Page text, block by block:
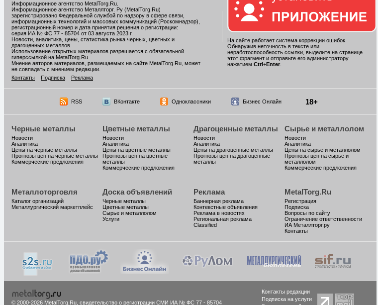
Информационное агентство MetalTorg.Ru
Информационное агентство Металлторг. Ру (MetalTorg.Ru)
зарегистрировано Федеральной службой по надзору в сфере связи,
информационных технологий и массовых коммуникаций (Роскомнадзор),
регистрационный номер и дата принятия решения о регистрации:
серия ИА № ФС 77 - 85704 от 03 августа 2023 г.
Новости, аналитика, цены, статистика рынка черных, цветных и
драгоценных металлов.
Использование открытых материалов разрешается с обязательной
гиперссылкой на MetalTorg.Ru
Мнение авторов материалов, размещаемых на сайте MetalTorg.Ru, может
не совпадать с мнением редакции.
Контакты
Подписка Реклама
На сайте работает система коррекции ошибок.
Обнаружив неточность в тексте или
неработоспособность ссылки, выделите на странице
этот фрагмент и отправьте его администратору
нажатием Ctrl +Enter.
RSS ВКонтакте Одноклассники Бизнес Онлайн 18+
Черные металлы
Новости
Аналитика
Цены на черные металлы
Прогнозы цен на черные металлы
Коммерческие предложения
Цветные металлы
Новости
Аналитика
Цены на цветные металлы
Прогнозы цен на цветные
металлы
Коммерческие предложения
Драгоценные металлы
Новости
Аналитика
Цены на драгоценные металлы
Прогнозы цен на драгоценные
металлы
Сырье и металлолом
Новости
Аналитика
Цены на сырье и металлолом
Прогнозы цен на сырье и
металлолом
Коммерческие предложения
Металлоторговля
Каталог организаций
Металлургический маркетплейс
Доска объявлений
Черные металлы
Цветные металлы
Сырье и металлолом
Услуги
Реклама
Баннерная реклама
Контекстные объявления
Реклама в новостях
Региональная реклама
Classified
MetalTorg.Ru
Регистрация
Подписка
Вопросы по сайту
Ограничение ответственности
ИА Металлторг.ру
Контакты
© 2000-2026 MetalTorg.Ru, cвидетельство о регистрации СМИ ИА № ФС 77 - 85704
Контакты редакции
Подписка на услуги